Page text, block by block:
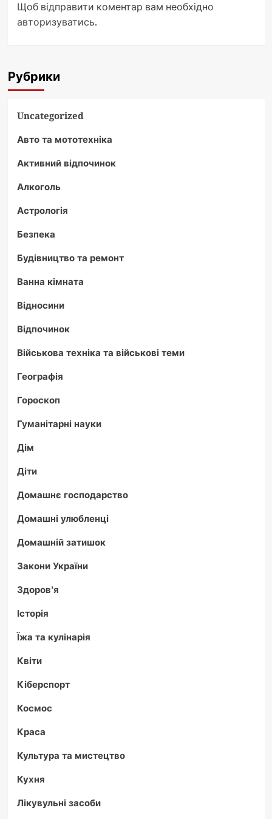
Щоб відправити коментар вам необхідно
авторизуватись.
Рубрики
Uncategorized
Авто та мототехніка
Активний відпочинок
Алкоголь
Астрологія
Безпека
Будівництво та ремонт
Ванна кімната
Відносини
Відпочинок
Військова техніка та військові теми
Географія
Гороскоп
Гуманітарні науки
Дім
Діти
Домашнє господарство
Домашні улюбленці
Домашній затишок
Закони України
Здоров'я
Історія
Їжа та кулінарія
Квіти
Кіберспорт
Космос
Краса
Культура та мистецтво
Кухня
Лікувульні засоби